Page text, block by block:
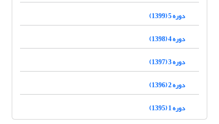
دوره 5 (1399)
دوره 4 (1398)
دوره 3 (1397)
دوره 2 (1396)
دوره 1 (1395)